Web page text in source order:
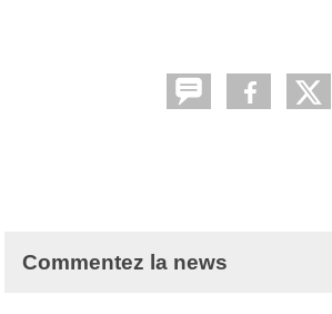
Commentez la news